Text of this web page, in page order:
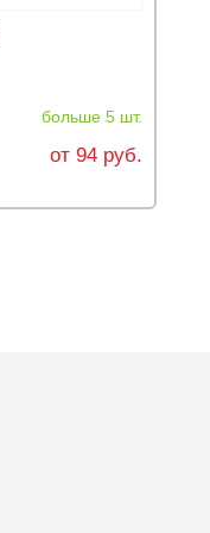
больше 5 шт.
от 94 руб.